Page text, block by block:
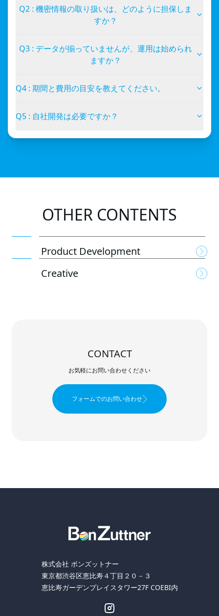
Q2 : 機密情報の取り扱いは、どのように担保しま
すか？
Q3 : データが揃っていませんが、運用は始められ
ますか？
Q4 : 期間と費用の目安を教えてください。
Q5 : 自社開発は必要ですか？
OTHER CONTENTS
Product Development
Creative
CONTACT
お気軽にお問い合わせください
フォームでのお問い合わせ
株式会社 ボンズットナー
東京都渋谷区恵比寿４丁目２０－３
恵比寿ガーデンプレイスタワー27F COEBI内